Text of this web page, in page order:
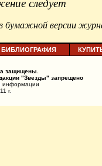
следует
версии
БИБЛИОГРАФИЯ
защищены.
"Звезды" запрещено
информации
г.